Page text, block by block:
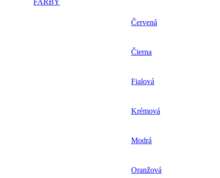
Červená
Čierna
Fialová
Krémová
Modrá
Oranžová